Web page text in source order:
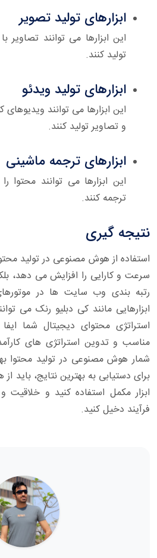
ابزارهای تولید تصویر
این ابزارها می توانند تصاویر
تولید کنند.
ابزارهای تولید ویدئو
این ابزارها می توانند
و تصاویر تولید کنند.
ابزارهای ترجمه ماشینی
این ابزارها می توانند محتوا
ترجمه کنند.
نتیجه گیری
استفاده از هوش مصنوعی در تولید
سرعت و کارایی را افزایش می دهد،
رتبه بندی وب سایت ها در
ابزارهایی مانند کی دبلیو رنک می
استراتژی محتوای دیجیتال شما ایفا
مناسب و تدوین استراتژی های
شمار هوش مصنوعی در تولید محتوا
برای دستیابی به بهترین نتایج،
ابزار مکمل استفاده کنید و
فرآیند دخیل کنید.